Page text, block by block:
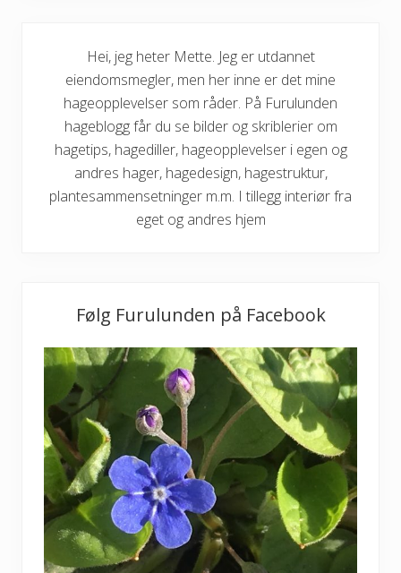
Hei, jeg heter Mette. Jeg er utdannet
eiendomsmegler, men her inne er det mine
hageopplevelser som råder. På Furulunden
hageblogg får du se bilder og skriblerier om
hagetips, hagediller, hageopplevelser i egen og
andres hager, hagedesign, hagestruktur,
plantesammensetninger m.m. I tillegg interiør fra
eget og andres hjem
Følg Furulunden på Facebook